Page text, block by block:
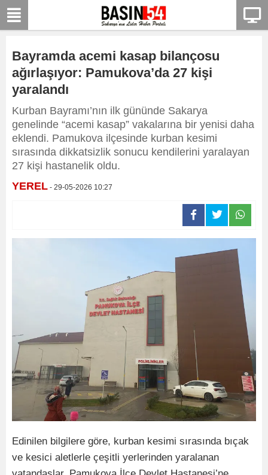
Bayramda acemi kasap bilançosu
ağırlaşıyor: Pamukova’da 27 kişi
yaralandı
Kurban Bayramı’nın ilk gününde Sakarya
genelinde “acemi kasap” vakalarına bir yenisi daha
eklendi. Pamukova ilçesinde kurban kesimi
sırasında dikkatsizlik sonucu kendilerini yaralayan
27 kişi hastanelik oldu.
YEREL - 29-05-2026 10:27
Edinilen bilgilere göre, kurban kesimi sırasında bıçak
ve kesici aletlerle çeşitli yerlerinden yaralanan